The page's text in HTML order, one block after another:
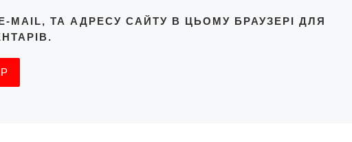
MAIL, ТА АДРЕСУ САЙТУ В ЦЬОМУ БРАУЗЕРІ ДЛЯ